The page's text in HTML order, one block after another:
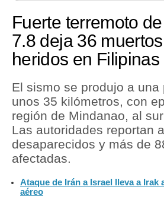
Economía
Mercados
Política
Tu Dinero
Finanzas Personales
Plus G
Fuerte terremoto
7.8 deja 36
heridos en Filipinas
El sismo se produjo a una
unos 35 kilómetros, con
región de Mindanao, al
Las autoridades reportan
desaparecidos y más de
afectadas.
Ataque de Irán a Israel lleva a Irak
aéreo